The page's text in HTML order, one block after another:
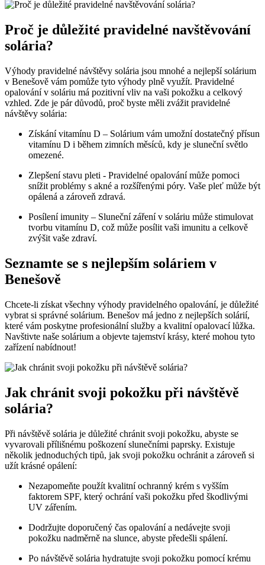
Proč ​je důležité ​pravidelné navštěvování
solária?
Výhody pravidelné návštěvy solária jsou mnohé‌ a nejlepší solárium
v Benešově vám⁣ pomůže⁢ tyto výhody plně využít. Pravidelné
opalování v soláriu má pozitivní vliv na vaši ⁤pokožku a‍ celkový
vzhled. Zde je pár důvodů, proč byste měli zvážit pravidelné‍
návštěvy solária:
Získání‌ vitamínu ⁢D – ​Solárium vám umožní dostatečný přísun
vitamínu D i‌ během zimních měsíců, kdy⁢ je sluneční světlo​
omezené.
Zlepšení stavu ⁣pleti ‍- Pravidelné opalování může pomoci
snížit problémy ⁣s akné ⁤a rozšířenými póry. Vaše pleť může být
opálená a zároveň ⁢zdravá.
Posílení imunity​ – Sluneční záření v soláriu může stimulovat
tvorbu vitamínu D, což může posílit vaši ⁣imunitu a celkově
zvýšit vaše​ zdraví.
Seznamte se⁢ s‌ nejlepším soláriem ​v
Benešově
Chcete-li​ získat ⁣všechny výhody ‌pravidelného⁤ opalování, je důležité
vybrat⁢ si správné solárium.⁤ Benešov má jedno z ⁢nejlepších solárií,
které vám poskytne profesionální služby a kvalitní opalovací lůžka.
Navštivte‌ naše solárium a ‍objevte tajemství krásy, které mohou tyto
⁣zařízení nabídnout!
Jak ⁤chránit svoji ⁣pokožku při návštěvě
solária?
Při návštěvě solária je důležité⁣ chránit svoji pokožku,⁤ abyste⁣ se
vyvarovali​ přílišnému poškození slunečními paprsky. Existuje
⁢několik jednoduchých tipů, jak svoji pokožku ochránit a zároveň⁢ si⁤
užít krásné opálení:
Nezapomeňte ​použít kvalitní⁢ ochranný krém s⁢ vyšším
faktorem SPF, který ochrání vaši pokožku před škodlivými
UV ‌zářením.
Dodržujte doporučený čas opalování​ a ⁤nedávejte svoji ​
pokožku ‌nadměrně na slunce, abyste předešli spálení.
Po návštěvě solária hydratujte svoji pokožku pomocí krému